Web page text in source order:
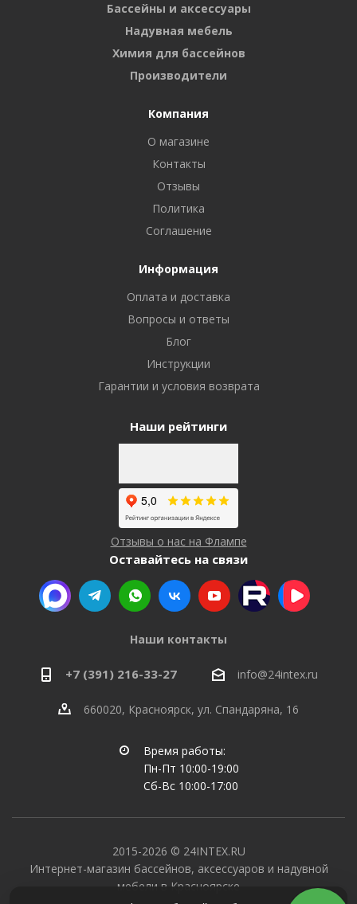
Бассейны и аксессуары
Надувная мебель
Химия для бассейнов
Производители
Компания
О магазине
Контакты
Отзывы
Политика
Соглашение
Информация
Оплата и доставка
Вопросы и ответы
Блог
Инструкции
Гарантии и условия возврата
Наши рейтинги
Отзывы о нас на Флампе
Оставайтесь на связи
Наши контакты
+7 (391) 216-33-27 info@24intex.ru
660020, Красноярск, ул. Спандаряна, 16
Время работы:
Пн-Пт 10:00-19:00
Сб-Вс 10:00-17:00
2015-2026 © 24INTEX.RU
Интернет-магазин бассейнов, аксессуаров и надувной
мебели в Красноярске